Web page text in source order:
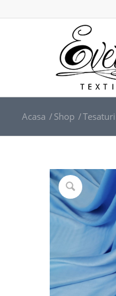
Acasa / Shop /